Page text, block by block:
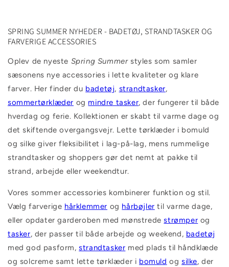
SPRING SUMMER NYHEDER - BADETØJ, STRANDTASKER OG
FARVERIGE ACCESSORIES
Oplev de nyeste Spring Summerstyles som samler
sæsonens nye accessories i lette kvaliteter og klare
farver. Her finder du badetøj, strandtasker,
sommertørklæder og mindre tasker, der fungerer til både
hverdag og ferie. Kollektionen er skabt til varme dage og
det skiftende overgangsvejr. Lette tørklæder i bomuld
og silke giver fleksibilitet i lag-på-lag, mens rummelige
strandtasker og shoppers gør det nemt at pakke til
strand, arbejde eller weekendtur.
Vores sommer accessories kombinerer funktion og stil.
Vælg farverige hårklemmer og hårbøjler til varme dage,
eller opdater garderoben med mønstredestrømper og
tasker, der passer til både arbejde og weekend, badetøj
med god pasform,strandtasker med plads til håndklæde
og solcreme samt lette tørklæder i bomuld ogsilke, der